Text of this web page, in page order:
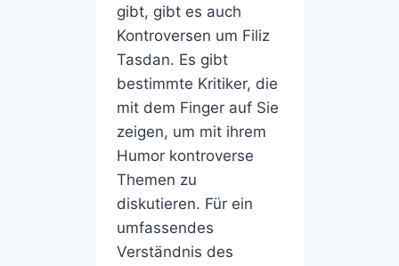
gibt, gibt es auch
Kontroversen um Filiz
Tasdan. Es gibt
bestimmte Kritiker, die
mit dem Finger auf Sie
zeigen, um mit ihrem
Humor kontroverse
Themen zu
diskutieren. Für ein
umfassendes
Verständnis des